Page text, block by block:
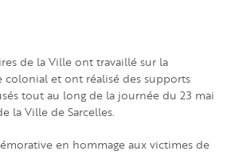
de la Ville ont travaillé sur la
colonial et ont réalisé des supports
tout au long de la journée du 23 mai
la Ville de Sarcelles.
en hommage aux victimes de